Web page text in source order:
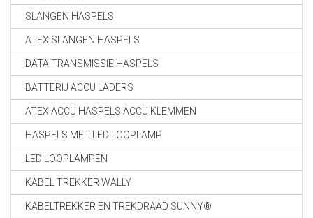
SLANGEN HASPELS
ATEX SLANGEN HASPELS
DATA TRANSMISSIE HASPELS
BATTERIJ ACCU LADERS
ATEX ACCU HASPELS ACCU KLEMMEN
HASPELS MET LED LOOPLAMP
LED LOOPLAMPEN
KABEL TREKKER WALLY
KABELTREKKER EN TREKDRAAD SUNNY®